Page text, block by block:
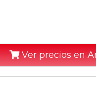
Ver precios en